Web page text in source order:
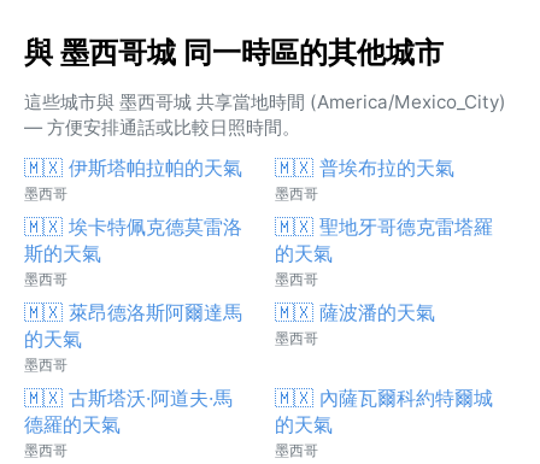
與 墨西哥城 同一時區的其他城市
這些城市與 墨西哥城 共享當地時間 (America/Mexico_City)
— 方便安排通話或比較日照時間。
🇲🇽 伊斯塔帕拉帕的天氣
墨西哥
🇲🇽 普埃布拉的天氣
墨西哥
🇲🇽 埃卡特佩克德莫雷洛
斯的天氣
墨西哥
🇲🇽 聖地牙哥德克雷塔羅
的天氣
墨西哥
🇲🇽 萊昂德洛斯阿爾達馬
的天氣
墨西哥
🇲🇽 薩波潘的天氣
墨西哥
🇲🇽 古斯塔沃·阿道夫·馬
德羅的天氣
墨西哥
🇲🇽 內薩瓦爾科約特爾城
的天氣
墨西哥